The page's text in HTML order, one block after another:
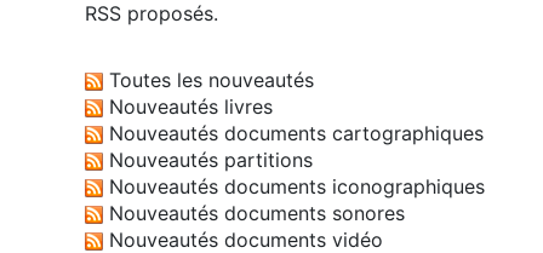
RSS proposés.
Toutes les nouveautés
Nouveautés livres
Nouveautés documents cartographiques
Nouveautés partitions
Nouveautés documents iconographiques
Nouveautés documents sonores
Nouveautés documents vidéo